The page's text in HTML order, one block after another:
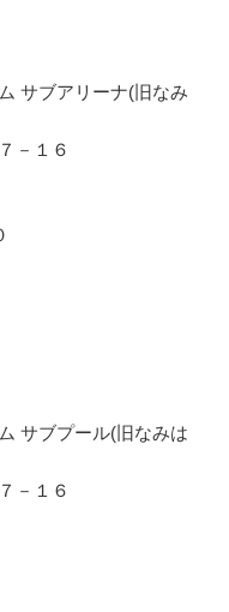
サブアリーナ(旧なみ
－１６
サブプール(旧なみは
－１６